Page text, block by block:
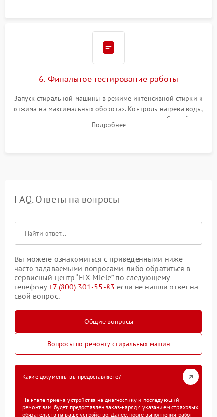
6. Финальное тестирование работы
Запуск стиральной машины в режиме интенсивной стирки и
отжима на максимальных оборотах. Контроль нагрева воды,
корректности слива, отсутствия излишних вибраций,
посторонних стуков и протечек под корпусом.
Подробнее
FAQ. Ответы на вопросы
Вы можете ознакомиться с приведенными ниже
часто задаваемыми вопросами, либо обратиться в
сервисный центр “FIX-Miele” по следующему
телефону+7 (800) 301-55-83 если не нашли ответ на
свой вопрос.
Общие вопросы
Вопросы по ремонту стиральных машин
Какие документы вы предоставляете?
На этапе приема устройства на диагностику и последующий
ремонт вам будет предоставлен заказ-наряд с указанием страховых
обязательств на ваше устройство. Далее, после выполнения работ